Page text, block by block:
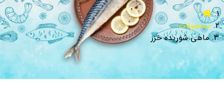
محصولات
ماهی شوریده خزر